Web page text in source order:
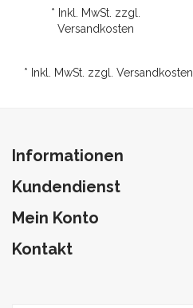
* Inkl. MwSt. zzgl.
Versandkosten
* Inkl. MwSt. zzgl. Versandkosten
Informationen
Kundendienst
Mein Konto
Kontakt